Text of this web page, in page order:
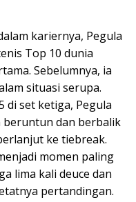
kariernya, Pegula
Top 10 dunia
Sebelumnya, ia
situasi serupa.
di set ketiga, Pegula
beruntun dan berbalik
ke tiebreak.
momen paling
lima kali deuce dan
pertandingan.